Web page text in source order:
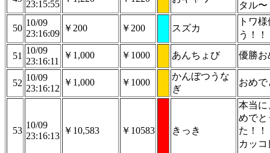
23:15:55
タル〜
50
10/09
23:16:09
￥200 ￥200 スズカ
トワ
う！！
51
10/09
23:16:11
￥1,000 ￥1000 あんちょび 優勝お
52
10/09
23:16:12
￥1,000 ￥1000
かんぼつうな
ぎ
おめ
53
10/09
23:16:13
￥10,583 ￥10583 きっき
本当に
めでと
た！
カッ